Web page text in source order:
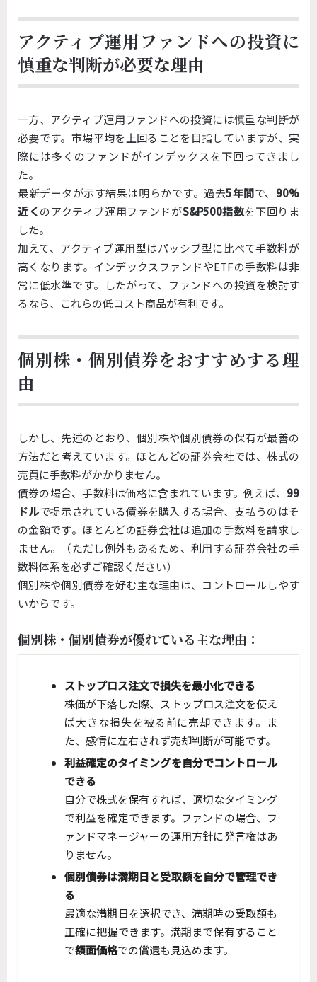
アクティブ運用ファンドへの投資に
慎重な判断が必要な理由
一方、アクティブ運用ファンドへの投資には慎重な判断が
必要です。市場平均を上回ることを目指していますが、実
際には多くのファンドがインデックスを下回ってきまし
た。
最新データが示す結果は明らかです。過去5年間で、 90%
近くのアクティブ運用ファンドがS&P500指数を下回りま
した。
加えて、アクティブ運用型はパッシブ型に比べて手数料が
高くなります。インデックスファンドやETFの手数料は非
常に低水準です。したがって、ファンドへの投資を検討す
るなら、これらの低コスト商品が有利です。
個別株・個別債券をおすすめする理
由
しかし、先述のとおり、個別株や個別債券の保有が最善の
方法だと考えています。ほとんどの証券会社では、株式の
売買に手数料がかかりません。
債券の場合、手数料は価格に含まれています。例えば、 99
ドルで提示されている債券を購入する場合、支払うのはそ
の金額です。ほとんどの証券会社は追加の手数料を請求し
ません。（ただし例外もあるため、利用する証券会社の手
数料体系を必ずご確認ください）
個別株や個別債券を好む主な理由は、コントロールしやす
いからです。
個別株・個別債券が優れている主な理由：
ストップロス注文で損失を最小化できる
株価が下落した際、ストップロス注文を使え
ば大きな損失を被る前に売却できます。ま
た、感情に左右されず売却判断が可能です。
利益確定のタイミングを自分でコントロール
できる
自分で株式を保有すれば、適切なタイミング
で利益を確定できます。ファンドの場合、フ
ァンドマネージャーの運用方針に発言権はあ
りません。
個別債券は満期日と受取額を自分で管理でき
る
最適な満期日を選択でき、満期時の受取額も
正確に把握できます。満期まで保有すること
で額面価格での償還も見込めます。